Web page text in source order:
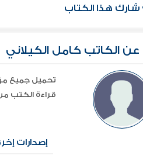
شارك هذا الكتاب
عن الكاتب كامل الكيلاني
قراءة الكتب
إصدارات